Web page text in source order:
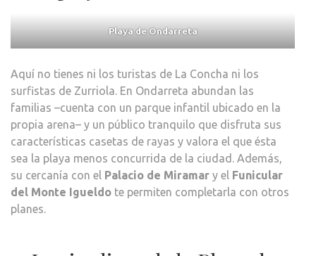
Playa de Ondarreta
Aquí no tienes ni los turistas de La Concha ni los
surfistas de Zurriola. En Ondarreta abundan las
familias –cuenta con un parque infantil ubicado en la
propia arena– y un público tranquilo que disfruta sus
características casetas de rayas y valora el que ésta
sea la playa menos concurrida de la ciudad. Además,
su cercanía con el Palacio de Miramar y el Funicular
del Monte Igueldo te permiten completarla con otros
planes.